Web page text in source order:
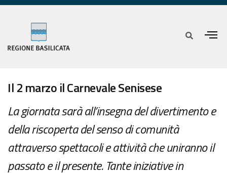
Il 2 marzo il Carnevale Senisese
La giornata sarà all’insegna del divertimento e
della riscoperta del senso di comunità
attraverso spettacoli e attività che uniranno il
passato e il presente. Tante iniziative in